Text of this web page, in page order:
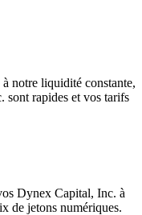
notre liquidité constante,
sont rapides et vos tarifs
Dynex Capital, Inc. à
de jetons numériques.